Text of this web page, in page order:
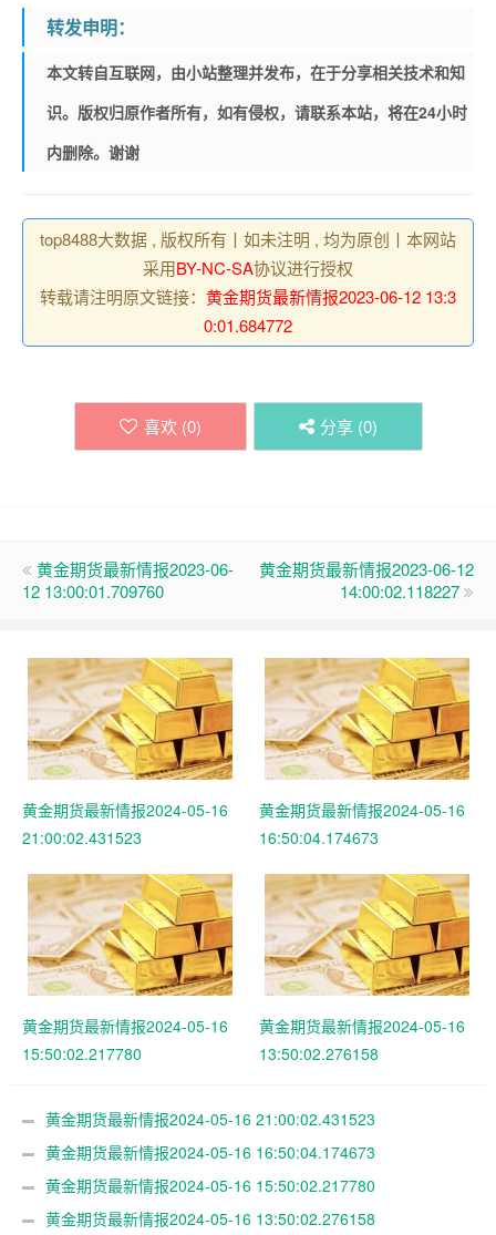
转发申明：
本文转自互联网，由小站整理并发布，在于分享相关技术和知
识。版权归原作者所有，如有侵权，请联系本站，将在24小时
内删除。谢谢
top8488大数据 , 版权所有丨如未注明 , 均为原创丨本网站
采用BY-NC-SA协议进行授权
转载请注明原文链接： 黄金期货最新情报2023-06-12 13:3
0:01.684772
喜欢 (0) 分享 (0)
黄金期货最新情报2023-06-
12 13:00:01.709760
黄金期货最新情报2023-06-12
14:00:02.118227
黄金期货最新情报2024-05-16
21:00:02.431523
黄金期货最新情报2024-05-16
16:50:04.174673
黄金期货最新情报2024-05-16
15:50:02.217780
黄金期货最新情报2024-05-16
13:50:02.276158
黄金期货最新情报2024-05-16 21:00:02.431523
黄金期货最新情报2024-05-16 16:50:04.174673
黄金期货最新情报2024-05-16 15:50:02.217780
黄金期货最新情报2024-05-16 13:50:02.276158